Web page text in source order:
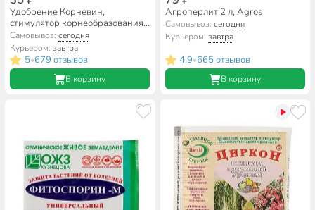
Удобрение Корневин,
стимулятор корнеобразования,
минеральное, порошок, 10 г,
Добрая сила
Самовывоз:сегодня
Курьером:завтра
5•679 отзывов
В корзину
Агроперлит 2 л, Agros
Самовывоз: сегодня
Курьером: завтра
4.9•665 отзывов
В корзину